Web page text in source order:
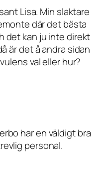
Lisa. Min slaktare
där det bästa
det kan ju inte direkt
är det å andra sidan
val eller hur?
har en väldigt bra
personal.